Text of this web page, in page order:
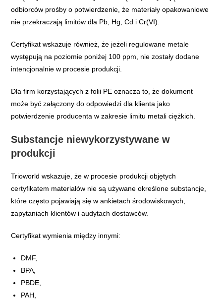
odbiorców prośby o potwierdzenie, że materiały opakowaniowe
nie przekraczają limitów dla Pb, Hg, Cd i Cr(VI).
Certyfikat wskazuje również, że jeżeli regulowane metale
występują na poziomie poniżej 100 ppm, nie zostały dodane
intencjonalnie w procesie produkcji.
Dla firm korzystających z folii PE oznacza to, że dokument
może być załączony do odpowiedzi dla klienta jako
potwierdzenie producenta w zakresie limitu metali ciężkich.
Substancje niewykorzystywane w
produkcji
Trioworld wskazuje, że w procesie produkcji objętych
certyfikatem materiałów nie są używane określone substancje,
które często pojawiają się w ankietach środowiskowych,
zapytaniach klientów i audytach dostawców.
Certyfikat wymienia między innymi:
DMF,
BPA,
PBDE,
PAH,